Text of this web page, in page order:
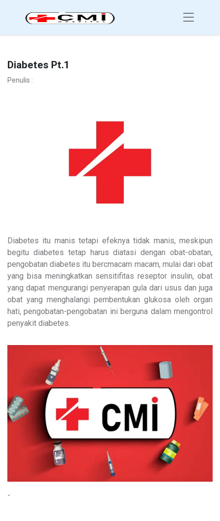
Diabetes Pt.1
Penulis :
Diabetes itu manis tetapi efeknya tidak manis, meskipun
begitu diabetes tetap harus diatasi dengan obat-obatan,
pengobatan diabetes itu bercmacam macam, mulai dari obat
yang bisa meningkatkan sensitifitas reseptor insulin, obat
yang dapat mengurangi penyerapan gula dari usus dan juga
obat yang menghalangi pembentukan glukosa oleh organ
hati, pengobatan-pengobatan ini berguna dalam mengontrol
penyakit diabetes.
-